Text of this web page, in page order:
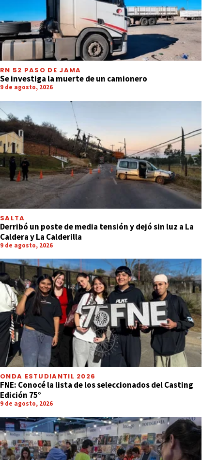
RN 52 PASO DE JAMA
Se investiga la muerte de un camionero
9 de agosto, 2026
SALTA
Derribó un poste de media tensión y dejó sin luz a La
Caldera y La Calderilla
9 de agosto, 2026
ONDA ESTUDIANTIL 2026
FNE: Conocé la lista de los seleccionados del Casting
Edición 75°
9 de agosto, 2026